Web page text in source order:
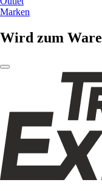
Marken
Wird zum